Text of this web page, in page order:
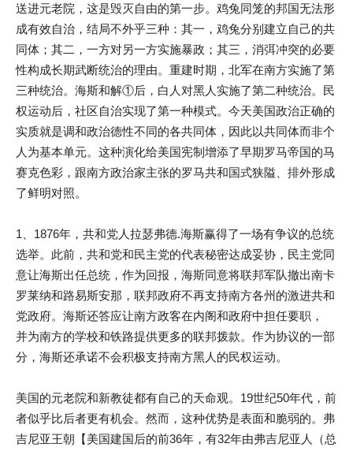
送进元老院，这是毁灭自由的第一步。鸡兔同笼的邦国无法形
成有效自治，结局不外乎三种：其一，鸡兔分别建立自己的共
同体；其二，一方对另一方实施暴政；其三，消弭冲突的必要
性构成长期武断统治的理由。重建时期，北军在南方实施了第
三种统治。海斯和解①后，白人对黑人实施了第二种统治。民
权运动后，社区自治实现了第一种模式。今天美国政治正确的
实质就是调和政治德性不同的各共同体，因此以共同体而非个
人为基本单元。这种演化给美国宪制增添了早期罗马帝国的马
赛克色彩，跟南方政治家主张的罗马共和国式狭隘、排外形成
了鲜明对照。
1、1876年，共和党人拉瑟弗德.海斯赢得了一场有争议的总统
选举。此前，共和党和民主党的代表秘密达成妥协，民主党同
意让海斯出任总统，作为回报，海斯同意将联邦军队撤出南卡
罗莱纳和路易斯安那，联邦政府不再支持南方各州的激进共和
党政府。海斯还答应让南方政客在内阁和政府中担任要职，
并为南方的学校和铁路提供更多的联邦拨款。作为协议的一部
分，海斯还承诺不会积极支持南方黑人的民权运动。
美国的元老院和新教徒都有自己的天命观。19世纪50年代，前
者似乎比后者更有机会。然而，这种优势是表面和脆弱的。弗
吉尼亚王朝【美国建国后的前36年，有32年由弗吉尼亚人（总